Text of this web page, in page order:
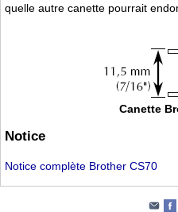
quelle autre canette pourrait
Canette
Notice
Notice complète Brother CS70